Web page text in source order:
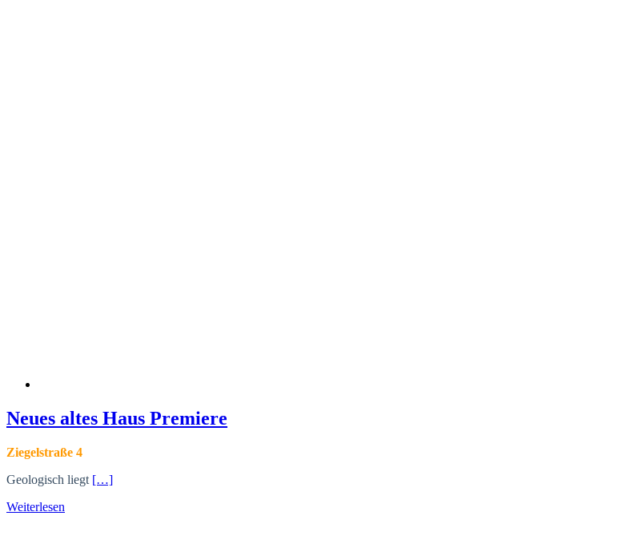
Neues altes Haus Premiere
Ziegelstraße 4
Geologisch liegt […]
Weiterlesen